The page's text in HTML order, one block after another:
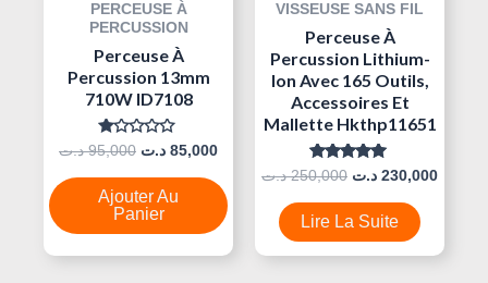
PERCEUSE À
PERCUSSION
Perceuse À
Percussion 13mm
710W ID7108
Note
Sur
5
95,000 د.ت 85,000 د.ت
Ajouter Au
Panier
VISSEUSE SANS FIL
Perceuse À
Percussion Lithium-
Ion Avec 165 Outils,
Accessoires Et
Mallette Hkthp11651
Note
5.00
Sur 5
250,000 د.ت 230,000 د.ت
Lire La Suite